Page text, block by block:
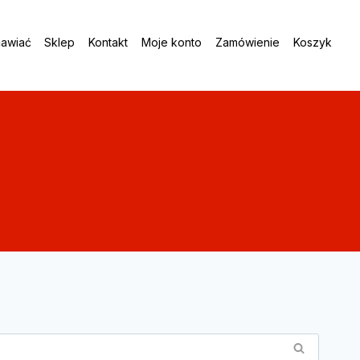
Sklep Kontakt Moje konto Zamówienie Koszyk